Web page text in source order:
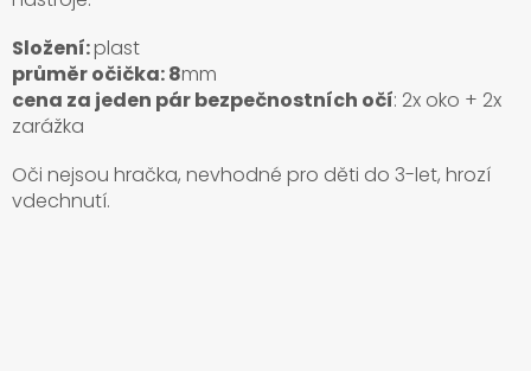
Složení:plast
průměr očička: 8mm
cena za jeden pár bezpečnostních očí: 2x oko + 2x
zarážka
Oči nejsou hračka, nevhodné pro děti do 3-let, hrozí
vdechnutí.